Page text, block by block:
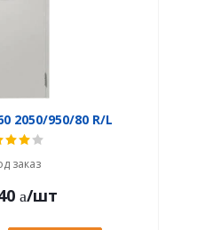
Дверь ДПC1-60 2050/950/80 R/L
заказ
/шт